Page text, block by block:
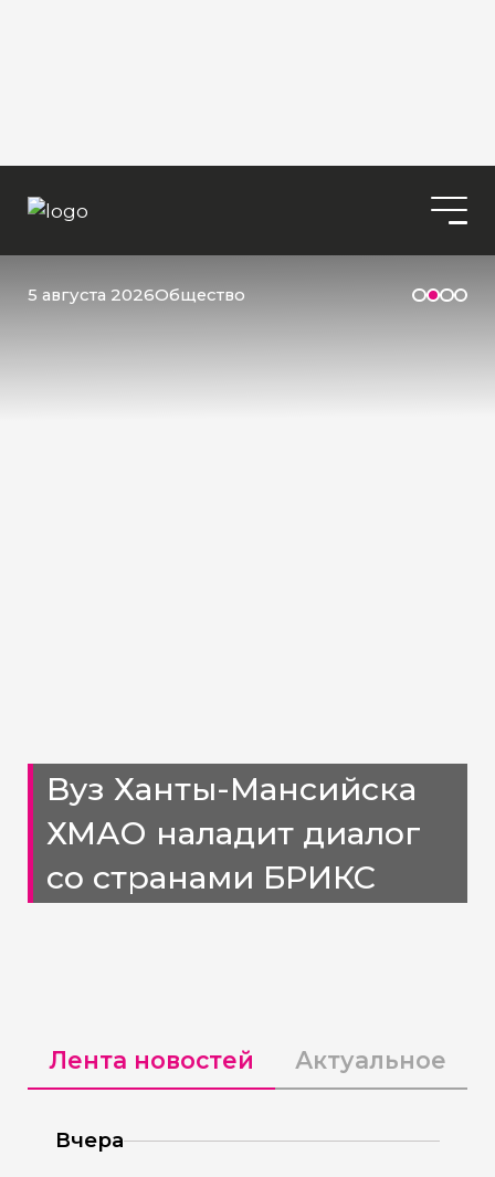
5 августа 2026Общество
Вуз Ханты-Мансийска
ХМАО наладит диалог
со странами БРИКС
Лента новостей Актуальное
Вчера